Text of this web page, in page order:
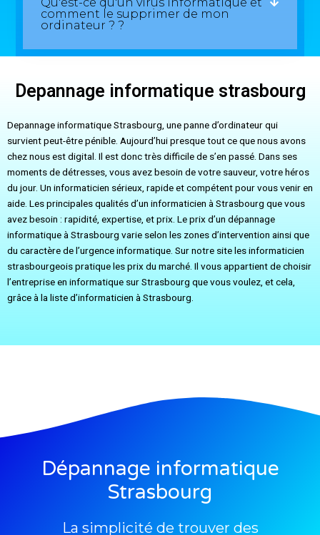
comment le supprimer de mon
ordinateur ? ?
Depannage informatique strasbourg
Depannage informatique Strasbourg, une panne d’ordinateur qui
survient peut-être pénible. Aujourd’hui presque tout ce que nous avons
chez nous est digital. Il est donc très difficile de s’en passé. Dans ses
moments de détresses, vous avez besoin de votre sauveur, votre héros
du jour. Un informaticien sérieux, rapide et compétent pour vous venir en
aide. Les principales qualités d’un informaticien à Strasbourg que vous
avez besoin : rapidité, expertise, et prix. Le prix d’un dépannage
informatique à Strasbourg varie selon les zones d’intervention ainsi que
du caractère de l’urgence informatique. Sur notre site les informaticien
strasbourgeois pratique les prix du marché. Il vous appartient de choisir
l’entreprise en informatique sur Strasbourg que vous voulez, et cela,
grâce à la liste d’informaticien à Strasbourg.
Dépannage informatique
Strasbourg
La simplicité de trouver des